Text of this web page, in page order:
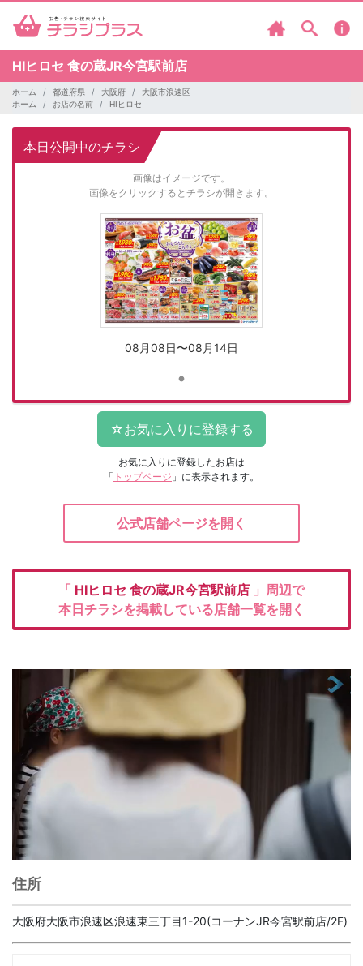
HIヒロセ 食の蔵JR今宮駅前店
ホーム 都道府県 大阪府
大阪市浪速区
ホーム
お店の名前 HIヒロセ
本日公開中のチラシ
画像はイメージです。
画像をクリックするとチラシが開きます。
08月08日〜08月14日
お気に入りに登録したお店は
「 トップページ 」に表示されます。
公式店舗ページを開く
「 HIヒロセ 食の蔵JR今宮駅前店 」周辺で
本日チラシを掲載している店舗一覧を開く
住所
大阪府大阪市浪速区浪速東三丁目1-20(コーナンJR今宮駅前店/2F)